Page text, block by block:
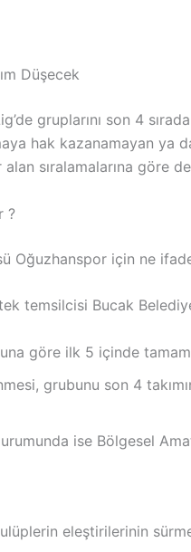
Düşecek
gruplarını son 4
hak kazanamayan ya
sıralamalarına göre
?
Oğuzhanspor için ne
temsilcisi Bucak
göre ilk 5 içinde
grubunu son 4
ise Bölgesel
eleştirilerinin